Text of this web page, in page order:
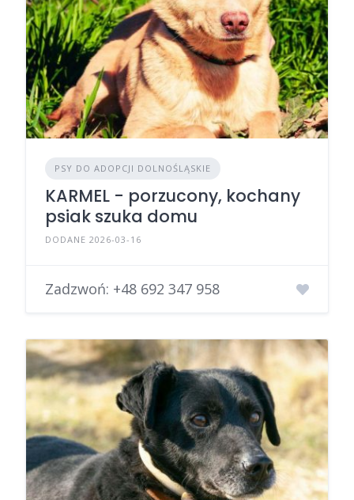
PSY DO ADOPCJI DOLNOŚLĄSKIE
KARMEL - porzucony, kochany
psiak szuka domu
DODANE 2026-03-16
Zadzwoń: +48 692 347 958